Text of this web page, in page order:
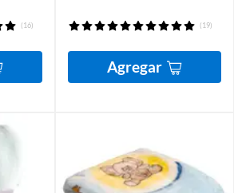
(16) (19)
Agregar